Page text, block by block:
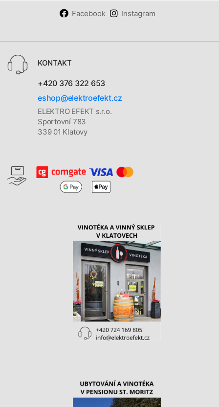
Facebook Instagram
KONTAKT
+420 376 322 653
eshop@elektroefekt.cz
ELEKTRO EFEKT s.r.o.
Sportovní 783
339 01 Klatovy